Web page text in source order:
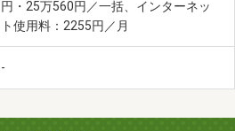
円・25万560円／一括、インターネッ
ト使用料：2255円／月
-